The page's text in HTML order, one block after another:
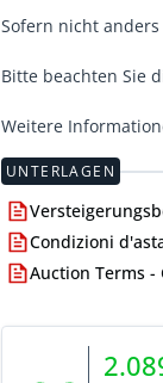
Sofern nicht
Bitte beachten Sie
Weitere
UNTERLAGEN
Condizioni
Auction Terms -